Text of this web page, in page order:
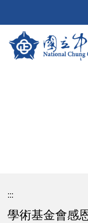
要
:::
學術基金會感